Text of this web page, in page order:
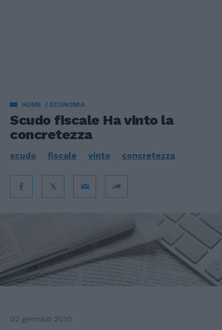
HOME ECONOMIA
Scudo fiscale Ha vinto la
concretezza
scudo fiscale vinto concretezza
02 gennaio 2010